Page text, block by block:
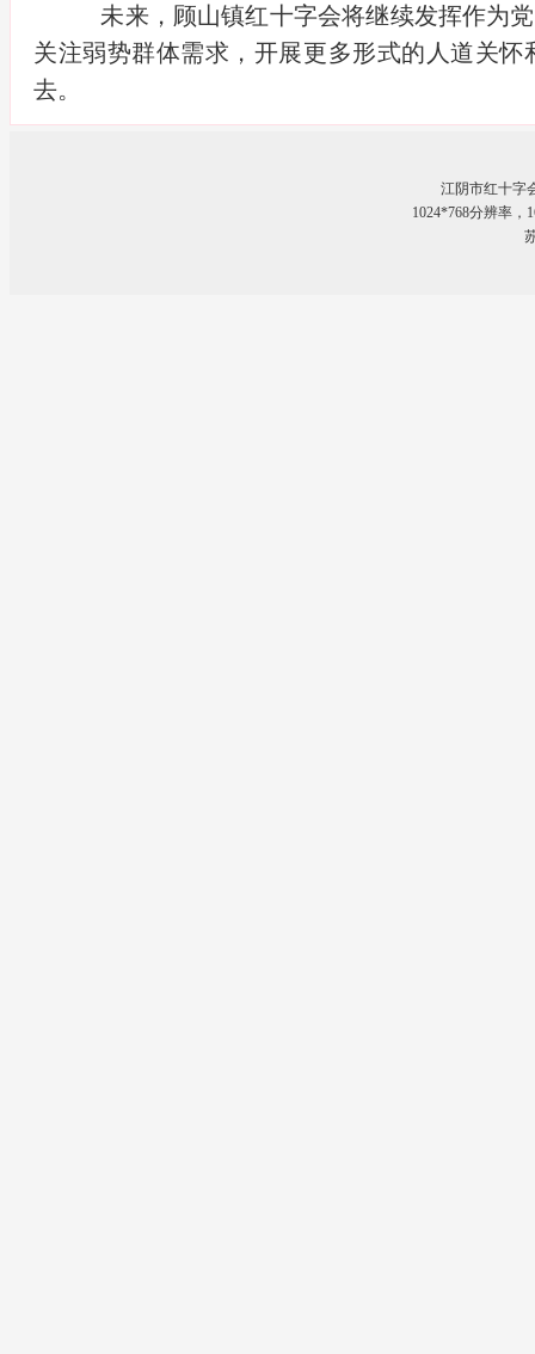
未来，顾山镇红十字会将继续发挥作为
关注弱势群体需求，开展更多形式的人道关
去。
江阴市红十字
1024*768分辨率，